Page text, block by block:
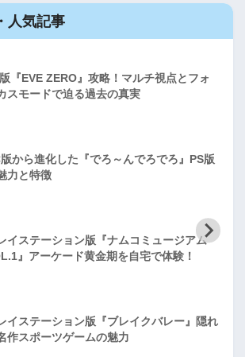
人気記事
『EVE ZERO』攻略！マルチ視点とフォ
スモードで迫る過去の真実
から進化した『でろ～んでろでろ』PS版
力と特徴
イステーション版『ナムコミュージアム
』アーケード黄金期を自宅で体験！
イステーション版『ブレイクバレー』隠れ
作スポーツゲームの魅力